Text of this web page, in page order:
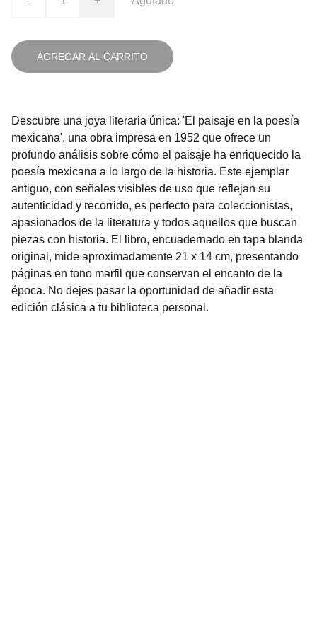
AGREGAR AL CARRITO
Descubre una joya literaria única: 'El paisaje en la poesía
mexicana', una obra impresa en 1952 que ofrece un
profundo análisis sobre cómo el paisaje ha enriquecido la
poesía mexicana a lo largo de la historia. Este ejemplar
antiguo, con señales visibles de uso que reflejan su
autenticidad y recorrido, es perfecto para coleccionistas,
apasionados de la literatura y todos aquellos que buscan
piezas con historia. El libro, encuadernado en tapa blanda
original, mide aproximadamente 21 x 14 cm, presentando
páginas en tono marfil que conservan el encanto de la
época. No dejes pasar la oportunidad de añadir esta
edición clásica a tu biblioteca personal.